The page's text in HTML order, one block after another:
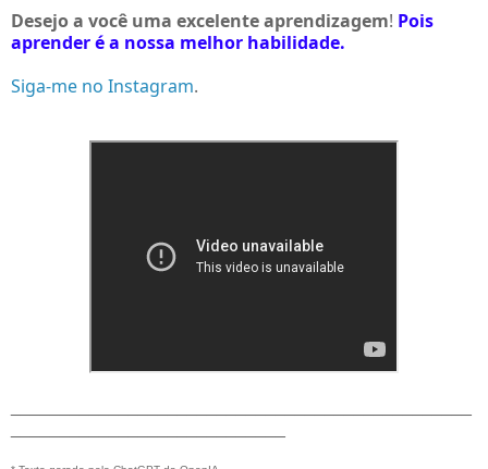
Desejo a você uma excelente aprendizagem! Pois
aprender é a nossa melhor habilidade.
Siga-me no Instagram.